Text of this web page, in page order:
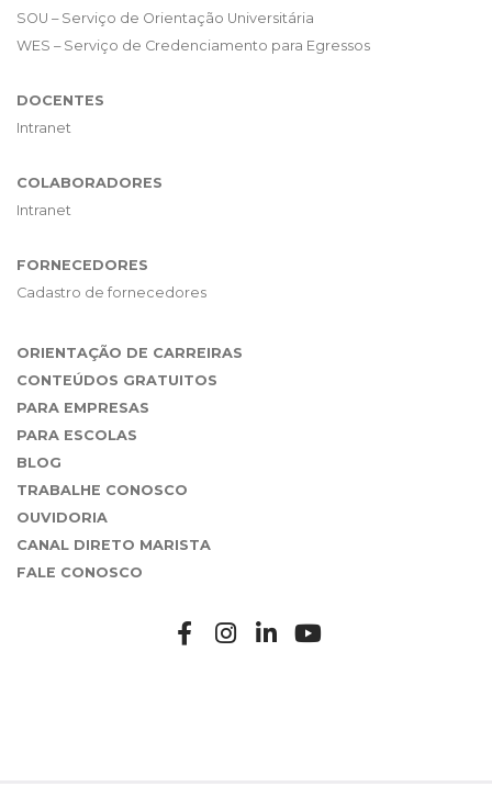
SOU – Serviço de Orientação Universitária
WES – Serviço de Credenciamento para Egressos
DOCENTES
Intranet
COLABORADORES
Intranet
FORNECEDORES
Cadastro de fornecedores
ORIENTAÇÃO DE CARREIRAS
CONTEÚDOS GRATUITOS
PARA EMPRESAS
PARA ESCOLAS
BLOG
TRABALHE CONOSCO
OUVIDORIA
CANAL DIRETO MARISTA
FALE CONOSCO